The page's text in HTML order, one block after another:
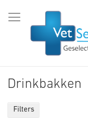
naar
Drinkbakken
Filters